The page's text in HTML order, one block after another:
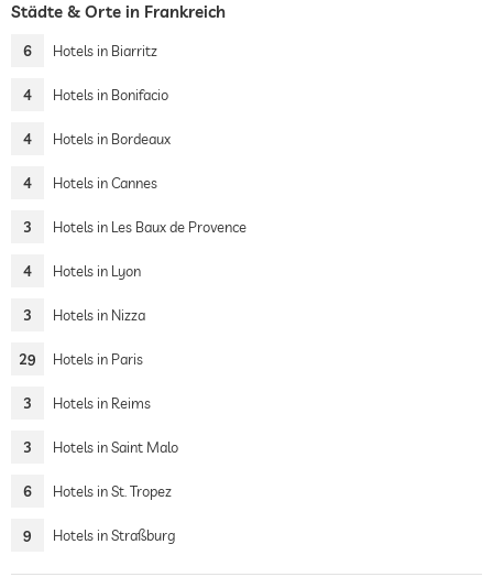
Städte & Orte in Frankreich
6 Hotels in Biarritz
4 Hotels in Bonifacio
4 Hotels in Bordeaux
4 Hotels in Cannes
3 Hotels in Les Baux de Provence
4 Hotels in Lyon
3 Hotels in Nizza
29 Hotels in Paris
3 Hotels in Reims
3 Hotels in Saint Malo
6 Hotels in St. Tropez
9 Hotels in Straßburg